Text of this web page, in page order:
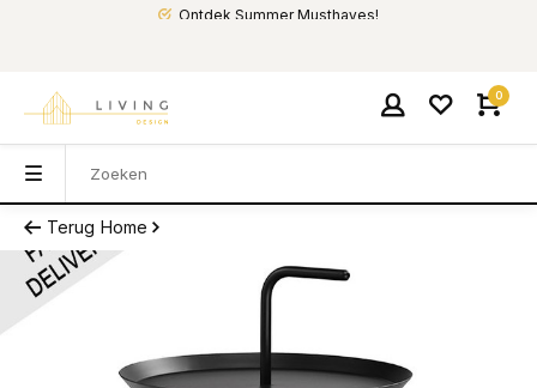
Ontdek Summer Musthaves!
0
Terug Home